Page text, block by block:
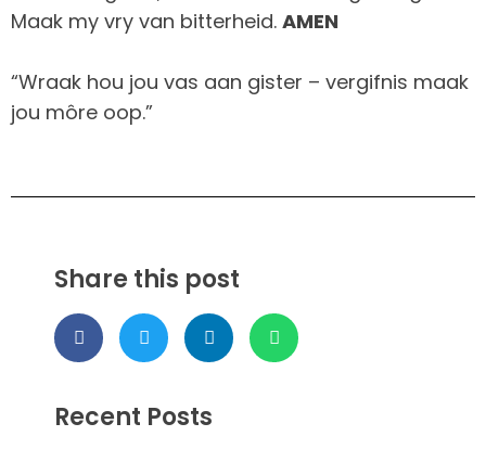
Maak my vry van bitterheid. AMEN
“Wraak hou jou vas aan gister – vergifnis maak
jou môre oop.”
Share this post
Recent Posts